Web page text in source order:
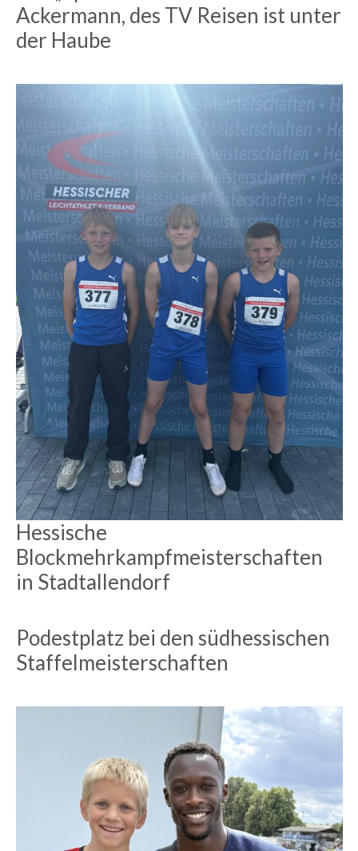
Ackermann, des TV Reisen ist unter
der Haube
Hessische
Blockmehrkampfmeisterschaften
in Stadtallendorf
Podestplatz bei den südhessischen
Staffelmeisterschaften